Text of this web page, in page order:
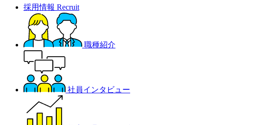
採用情報 Recruit
職種紹介
社員インタビュー